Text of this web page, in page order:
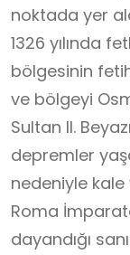
noktada yer
1326 yılında
bölgesinin
ve bölgeyi
Sultan II.
depremler
nedeniyle kale
Roma
dayandığı